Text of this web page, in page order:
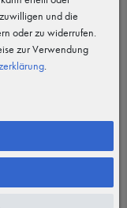
und die
oder zu widerrufen.
zur Verwendung
.